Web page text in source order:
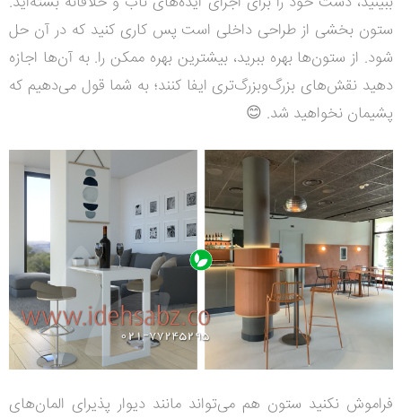
ستون بخشی از طراحی داخلی است پس کاری کنید که در آن حل
شود. از ستون‌ها بهره ببرید، بیشترین بهره ممکن را. به آن‌ها اجازه
دهید نقش‌های بزرگ‌‌و‌بزرگ‌تری ایفا کنند؛ به شما قول می‌دهیم که
پشیمان نخواهید شد. 😊
فراموش نکنید ستون‌ هم می‌تواند مانند دیوار پذیرای المان‌های